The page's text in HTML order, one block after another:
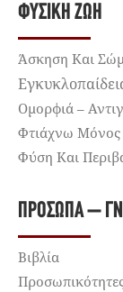
ΦΥΣΙΚΉ ΖΩΉ
Άσκηση Και
Ομορφιά –
Φτιάχνω
Φύση Και
ΠΡΌΣΩΠΑ –
Βιβλία